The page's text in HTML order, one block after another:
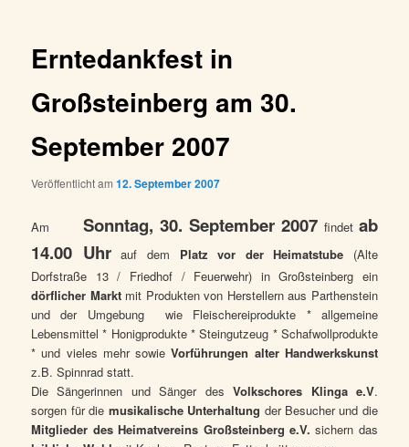
Erntedankfest in
Großsteinberg am 30.
September 2007
Veröffentlicht am12. September 2007
Am Sonntag, 30. September 2007 findet ab
14.00 Uhrauf dem Platz vor der Heimatstube (Alte
Dorfstraße 13 / Friedhof / Feuerwehr) in Großsteinberg ein
dörflicher Marktmit Produkten von Herstellern aus Parthenstein
und der Umgebung
wie Fleischereiprodukte * allgemeine
Lebensmittel * Honigprodukte * Steingutzeug * Schafwollprodukte
* und vieles mehr sowieVorführungen alter Handwerkskunst
z.B. Spinnrad statt.
Die Sängerinnen und Sänger desVolkschores Klinga e.V.
sorgen für die musikalische Unterhaltung der Besucher und die
Mitglieder des Heimatvereins Großsteinberg e.V.sichern das